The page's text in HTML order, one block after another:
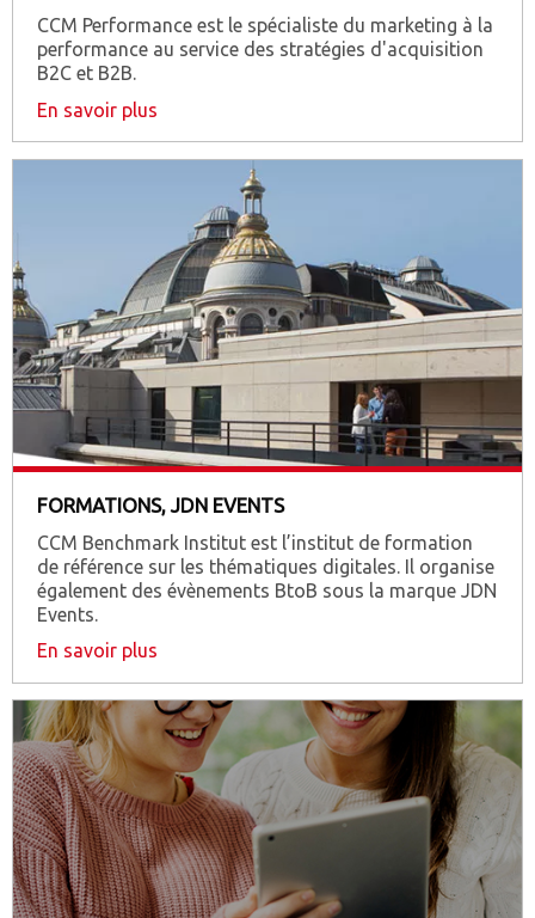
CCM Performance est le spécialiste du marketing à la
performance au service des stratégies d'acquisition
B2C et B2B.
En savoir plus
FORMATIONS, JDN EVENTS
CCM Benchmark Institut est l’institut de formation
de référence sur les thématiques digitales. Il organise
également des évènements BtoB sous la marque JDN
Events.
En savoir plus